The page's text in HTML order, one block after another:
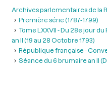
Archives parlementaires de la
Première série (1787-1799)
Tome LXXVII - Du 28e jour du
an II (19 au 28 Octobre 1793)
République française -
Séance du 6 brumaire an II